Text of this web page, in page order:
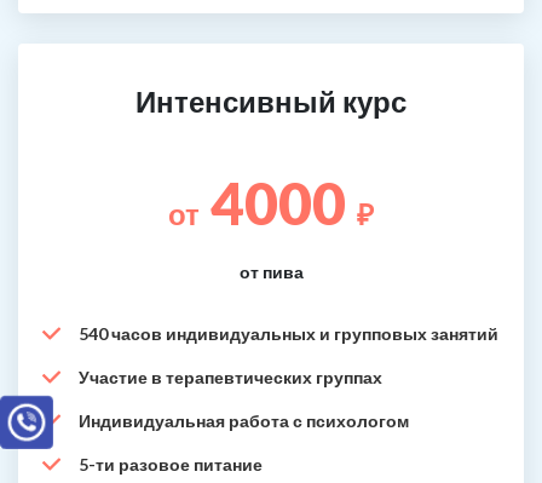
Интенсивный курс
от 4000 ₽
от пива
540 часов индивидуальных и групповых занятий
Участие в терапевтических группах
Индивидуальная работа с психологом
5-ти разовое питание